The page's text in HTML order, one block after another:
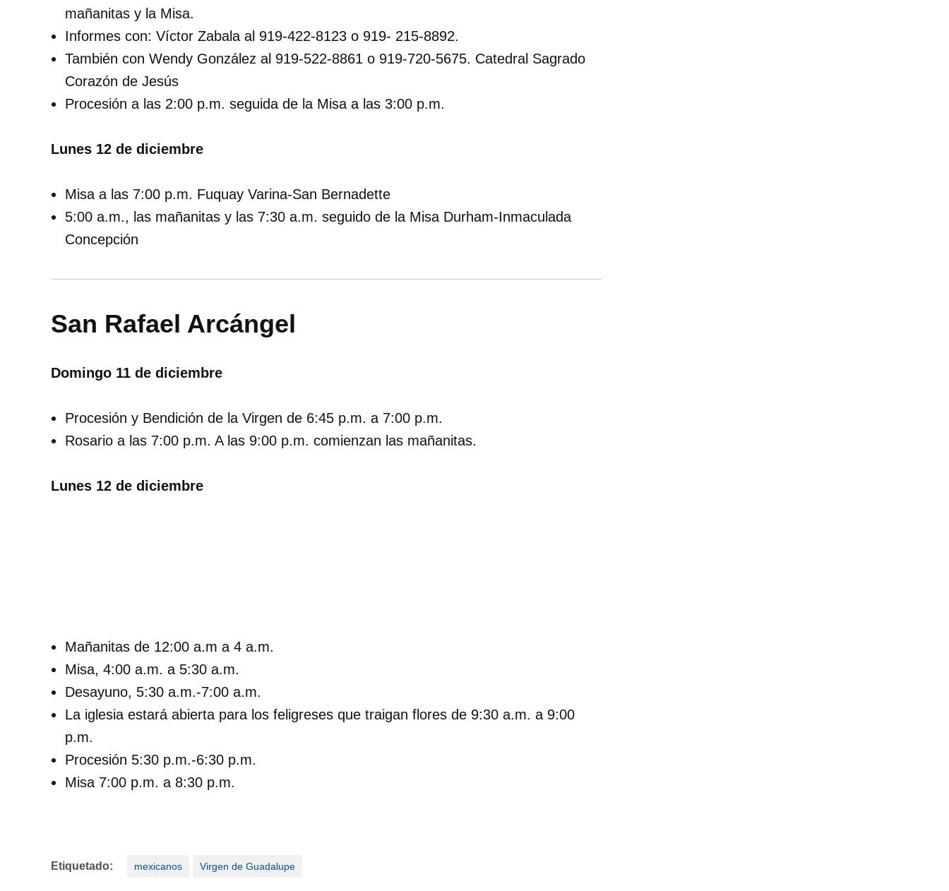
mañanitas y la Misa.
Informes con: Víctor Zabala al 919-422-8123 o 919- 215-8892.
También con Wendy González al 919-522-8861 o 919-720-5675. Catedral Sagrado
Corazón de Jesús
Procesión a las 2:00 p.m. seguida de la Misa a las 3:00 p.m.
Lunes 12 de diciembre
Misa a las 7:00 p.m. Fuquay Varina-San Bernadette
5:00 a.m., las mañanitas y las 7:30 a.m. seguido de la Misa Durham-Inmaculada
Concepción
San Rafael Arcángel
Domingo 11 de diciembre
Procesión y Bendición de la Virgen de 6:45 p.m. a 7:00 p.m.
Rosario a las 7:00 p.m. A las 9:00 p.m. comienzan las mañanitas.
Lunes 12 de diciembre
Mañanitas de 12:00 a.m a 4 a.m.
Misa, 4:00 a.m. a 5:30 a.m.
Desayuno, 5:30 a.m.-7:00 a.m.
La iglesia estará abierta para los feligreses que traigan flores de 9:30 a.m. a 9:00
p.m.
Procesión 5:30 p.m.-6:30 p.m.
Misa 7:00 p.m. a 8:30 p.m.
Etiquetado: mexicanos Virgen de Guadalupe